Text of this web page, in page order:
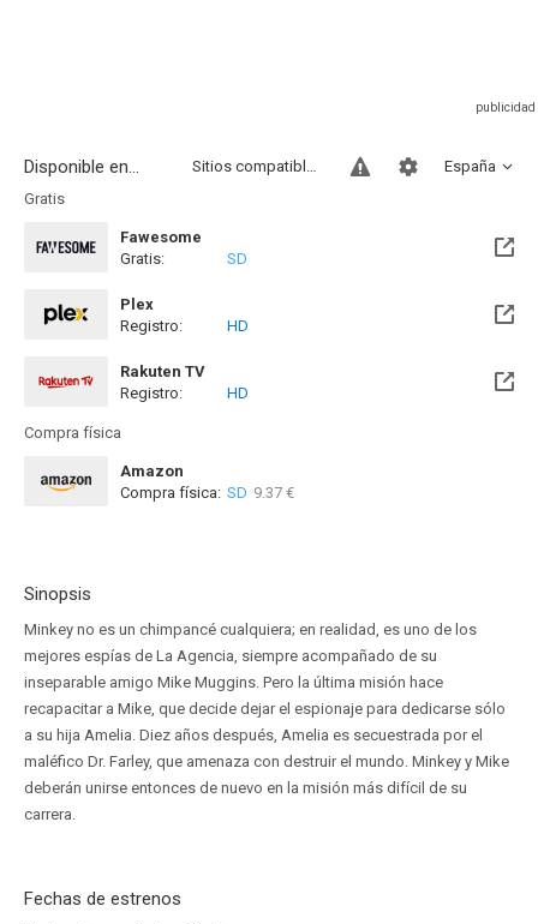
Disponible en... España
Sitios compatibles
Gratis
Fawesome
Gratis:
SD
Plex
Registro:
HD
Rakuten TV
Registro:
HD
Compra física
Amazon
Compra física: SD 9.37 €
Sinopsis
Minkey no es un chimpancé cualquiera; en realidad, es uno de los
mejores espías de La Agencia, siempre acompañado de su
inseparable amigo Mike Muggins. Pero la última misión hace
recapacitar a Mike, que decide dejar el espionaje para dedicarse sólo
a su hija Amelia. Diez años después, Amelia es secuestrada por el
maléfico Dr. Farley, que amenaza con destruir el mundo. Minkey y Mike
deberán unirse entonces de nuevo en la misión más difícil de su
carrera.
Fechas de estrenos